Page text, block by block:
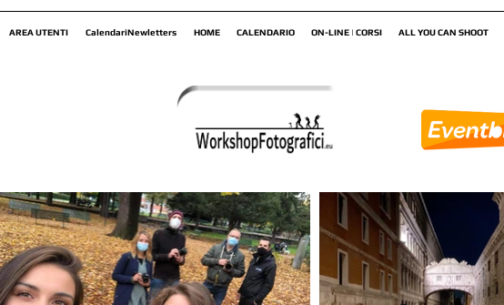
AREA UTENTI CalendariNewletters HOME CALENDARIO ON-LINE | CORSI ALL YOU CAN SHOOT